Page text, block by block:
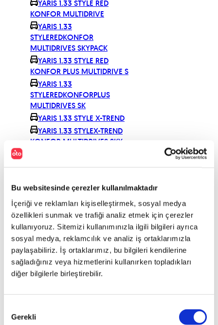
Bu websitesinde çerezler kullanılmaktadır
İçeriği ve reklamları kişiselleştirmek, sosyal medya
özellikleri sunmak ve trafiği analiz etmek için çerezler
kullanıyoruz. Sitemizi kullanımınızla ilgili bilgileri ayrıca
sosyal medya, reklamcılık ve analiz iş ortaklarımızla
paylaşabiliriz. İş ortaklarımız, bu bilgileri kendilerine
sağladığınız veya hizmetlerini kullanırken topladıkları
diğer bilgilerle birleştirebilir.
Seçimi
Gerekli
YARIS 1.33 STYLE RED
KONFOR MULTIDRIVE
YARIS 1.33
STYLEREDKONFOR
MULTIDRIVES SKYPACK
YARIS 1.33 STYLE RED
KONFOR PLUS MULTIDRIVE S
YARIS 1.33
STYLEREDKONFORPLUS
MULTIDRIVES SK
YARIS 1.33 STYLE X-TREND
YARIS 1.33 STYLEX-TREND
KONFOR MULTIDRIVES SKY
KONFOR MULTIDRIVRE S
TRENDKONFORPLUS
MULTIDRIVES
YARIS 1.33 STYLEX-
TRENDKONFORPLUSMULTID.S
SKY
YARIS 1.33 STYLE X-TREND
MULTIDRIVE S
YARIS 1.33 STYLE X-TREND
SKYPACK MULTIDRIVE S
YARIS 1.3 BLUE (ESKI KASA)